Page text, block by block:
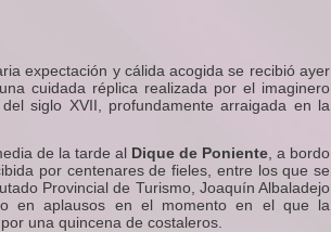
expectación y cálida acogida se recibió ayer
cuidada réplica realizada por el imaginero
siglo XVII, profundamente arraigada en la
de la tarde alDique de Poniente, a bordo
por centenares de fieles, entre los que se
Provincial de Turismo, Joaquín Albaladejo
en aplausos en el momento en el que la
una quincena de costaleros.